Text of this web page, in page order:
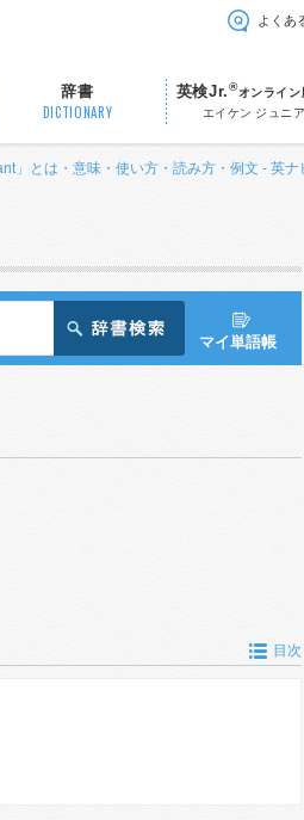
よくあ
辞書
DICTIONARY
英検Jr.®オンライン
エイケン ジュニア
」とは・意味・使い方・読み方・例文 - 英
マイ単語帳
目次